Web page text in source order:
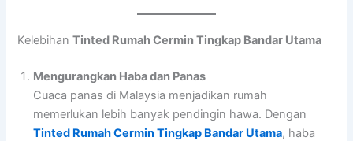
KelebihanTinted Rumah Cermin Tingkap Bandar Utama
Mengurangkan Haba dan Panas
Cuaca panas di Malaysia menjadikan rumah
memerlukan lebih banyak pendingin hawa. Dengan
Tinted Rumah Cermin Tingkap Bandar Utama, haba